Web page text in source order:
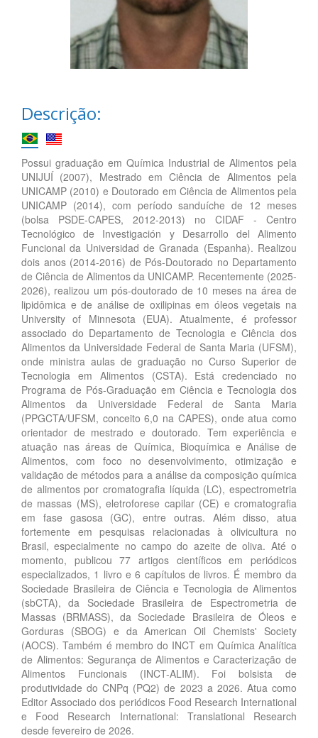
Descrição:
Possui graduação em Química Industrial de Alimentos pela
UNIJUÍ (2007), Mestrado em Ciência de Alimentos pela
UNICAMP (2010) e Doutorado em Ciência de Alimentos pela
UNICAMP (2014), com período sanduíche de 12 meses
(bolsa PSDE-CAPES, 2012-2013) no CIDAF - Centro
Tecnológico de Investigación y Desarrollo del Alimento
Funcional da Universidad de Granada (Espanha). Realizou
dois anos (2014-2016) de Pós-Doutorado no Departamento
de Ciência de Alimentos da UNICAMP. Recentemente (2025-
2026), realizou um pós-doutorado de 10 meses na área de
lipidômica e de análise de oxilipinas em óleos vegetais na
University of Minnesota (EUA). Atualmente, é professor
associado do Departamento de Tecnologia e Ciência dos
Alimentos da Universidade Federal de Santa Maria (UFSM),
onde ministra aulas de graduação no Curso Superior de
Tecnologia em Alimentos (CSTA). Está credenciado no
Programa de Pós-Graduação em Ciência e Tecnologia dos
Alimentos da Universidade Federal de Santa Maria
(PPGCTA/UFSM, conceito 6,0 na CAPES), onde atua como
orientador de mestrado e doutorado. Tem experiência e
atuação nas áreas de Química, Bioquímica e Análise de
Alimentos, com foco no desenvolvimento, otimização e
validação de métodos para a análise da composição química
de alimentos por cromatografia líquida (LC), espectrometria
de massas (MS), eletroforese capilar (CE) e cromatografia
em fase gasosa (GC), entre outras. Além disso, atua
fortemente em pesquisas relacionadas à olivicultura no
Brasil, especialmente no campo do azeite de oliva. Até o
momento, publicou 77 artigos científicos em periódicos
especializados, 1 livro e 6 capítulos de livros. É membro da
Sociedade Brasileira de Ciência e Tecnologia de Alimentos
(sbCTA), da Sociedade Brasileira de Espectrometria de
Massas (BRMASS), da Sociedade Brasileira de Óleos e
Gorduras (SBOG) e da American Oil Chemists' Society
(AOCS). Também é membro do INCT em Química Analítica
de Alimentos: Segurança de Alimentos e Caracterização de
Alimentos Funcionais (INCT-ALIM). Foi bolsista de
produtividade do CNPq (PQ2) de 2023 a 2026. Atua como
Editor Associado dos periódicos Food Research International
e Food Research International: Translational Research
desde fevereiro de 2026.